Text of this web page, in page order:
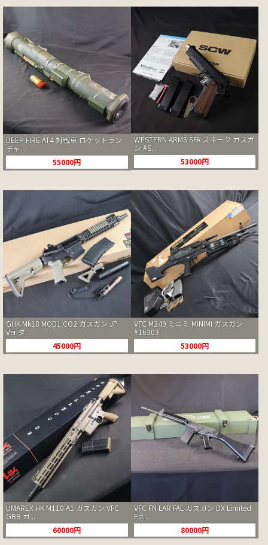
DEEP FIRE AT4 対戦車 ロケットラン
チャ...
55000円
WESTERN ARMS SFA スネーク ガスガ
ン #S...
53000円
GHK Mk18 MOD1 CO2 ガスガン JP
Ver ダ...
45000円
VFC M249 ミニミ MINIMI ガスガン
#16303
53000円
UMAREX HK M110 A1 ガスガン VFC
GBB ガ...
60000円
VFC FN LAR FAL ガスガン DX Limited
Ed...
80000円